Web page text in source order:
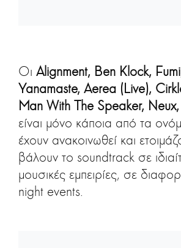
Οι Alignment, Ben Klock,
Yanamaste, Aerea (Live),
Man With The Speaker,
είναι μόνο κάποια από τα
έχουν ανακοινωθεί και
βάλουν το soundtrack σε
μουσικές εμπειρίες, σε
night events.